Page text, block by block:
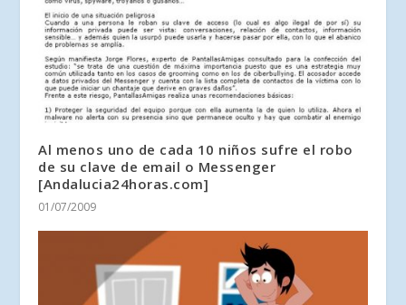
Al menos uno de cada 10 niños sufre el robo
de su clave de email o Messenger
[Andalucia24horas.com]
01/07/2009